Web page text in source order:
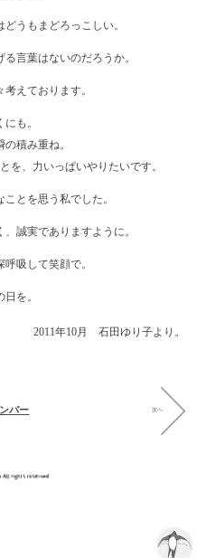
どうもまどろっこしい。
言葉はないのだろうか。
えております。
も。
積み重ね。
を、力いっぱいやりたいです。
とを思う私でした。
誠実でありますように。
吸して笑顔で。
を。
2011年10月 石田ゆり子より。
バー 次へ